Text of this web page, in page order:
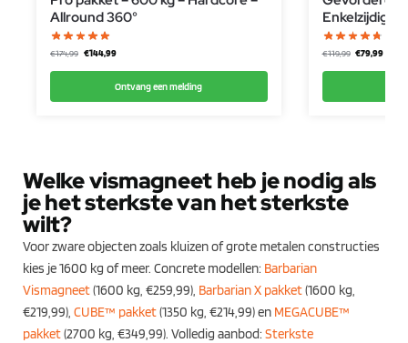
Allround 360°
€174,99 €144,99
Ontvang een melding
Enkelzijdig
€119,99 €79,99
Welke vismagneet heb je nodig als
je het sterkste van het sterkste
wilt?
Voor zware objecten zoals kluizen of grote metalen constructies
kies je 1600 kg of meer. Concrete modellen: Barbarian
Vismagneet(1600 kg, €259,99), Barbarian X pakket(1600 kg,
€219,99), CUBE™ pakket(1350 kg, €214,99) en MEGACUBE™
pakket(2700 kg, €349,99). Volledig aanbod: Sterkste